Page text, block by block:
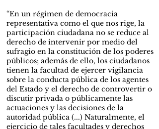
“En un régimen de democracia
representativa como el que nos rige, la
participación ciudadana no se reduce al
derecho de intervenir por medio del
sufragio en la constitución de los poderes
públicos; además de ello, los ciudadanos
tienen la facultad de ejercer vigilancia
sobre la conducta pública de los agentes
del Estado y el derecho de controvertir o
discutir privada o públicamente las
actuaciones y las decisiones de la
autoridad pública (...) Naturalmente, el
ejercicio de tales facultades y derechos